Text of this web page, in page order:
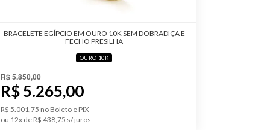
BRACELETE EGÍPCIO EM OURO 10K SEM DOBRADIÇA E
FECHO PRESILHA
OURO 10K
R$ 5.850,00
R$ 5.265,00
R$ 5.001,75 no Boleto e PIX
ou 12x de R$ 438,75